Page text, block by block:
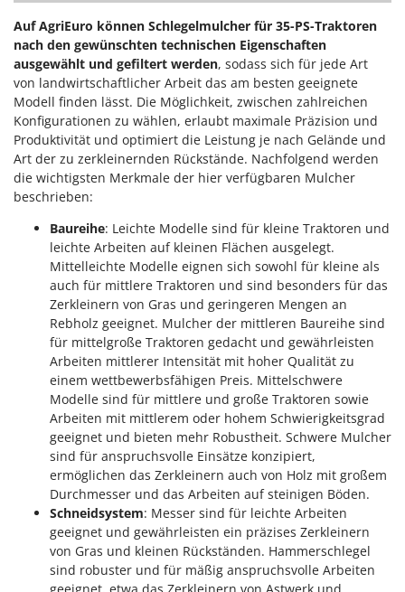
Auf AgriEuro können Schlegelmulcher für 35-PS-Traktoren
nach den gewünschten technischen Eigenschaften
ausgewählt und gefiltert werden, sodass sich für jede Art
von landwirtschaftlicher Arbeit das am besten geeignete
Modell finden lässt. Die Möglichkeit, zwischen zahlreichen
Konfigurationen zu wählen, erlaubt maximale Präzision und
Produktivität und optimiert die Leistung je nach Gelände und
Art der zu zerkleinernden Rückstände. Nachfolgend werden
die wichtigsten Merkmale der hier verfügbaren Mulcher
beschrieben:
Baureihe: Leichte Modelle sind für kleine Traktoren und
leichte Arbeiten auf kleinen Flächen ausgelegt.
Mittelleichte Modelle eignen sich sowohl für kleine als
auch für mittlere Traktoren und sind besonders für das
Zerkleinern von Gras und geringeren Mengen an
Rebholz geeignet. Mulcher der mittleren Baureihe sind
für mittelgroße Traktoren gedacht und gewährleisten
Arbeiten mittlerer Intensität mit hoher Qualität zu
einem wettbewerbsfähigen Preis. Mittelschwere
Modelle sind für mittlere und große Traktoren sowie
Arbeiten mit mittlerem oder hohem Schwierigkeitsgrad
geeignet und bieten mehr Robustheit. Schwere Mulcher
sind für anspruchsvolle Einsätze konzipiert,
ermöglichen das Zerkleinern auch von Holz mit großem
Durchmesser und das Arbeiten auf steinigen Böden.
Schneidsystem: Messer sind für leichte Arbeiten
geeignet und gewährleisten ein präzises Zerkleinern
von Gras und kleinen Rückständen. Hammerschlegel
sind robuster und für mäßig anspruchsvolle Arbeiten